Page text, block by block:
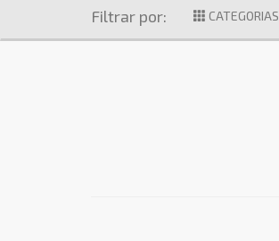
Filtrar por: CATEGORIAS